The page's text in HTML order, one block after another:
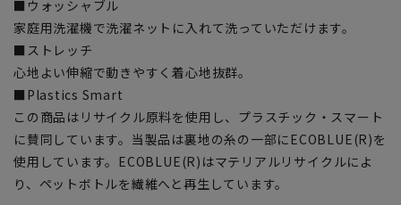
■ウォッシャブル
家庭用洗濯機で洗濯ネットに入れて洗っていただけます。
■ストレッチ
心地よい伸縮で動きやすく着心地抜群。
■Plastics Smart
この商品はリサイクル原料を使用し、プラスチック・スマート
に賛同しています。当製品は裏地の糸の一部にECOBLUE(R)を
使用しています。ECOBLUE(R)はマテリアルリサイクルによ
り、ペットボトルを繊維へと再生しています。